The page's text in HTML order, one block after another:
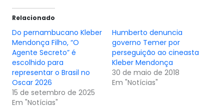
Relacionado
Do pernambucano Kleber
Mendonça Filho, “O
Agente Secreto” é
escolhido para
representar o Brasil no
Oscar 2026
15 de setembro de 2025
Em "Notícias"
Humberto denuncia
governo Temer por
perseguição ao cineasta
Kleber Mendonça
30 de maio de 2018
Em "Notícias"